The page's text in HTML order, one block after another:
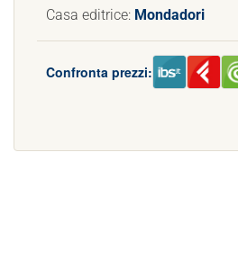
Casa editrice: Mondadori
Confronta prezzi: